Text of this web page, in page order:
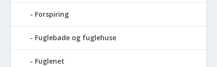
Forspiring
Fuglebade og fuglehuse
Fuglenet